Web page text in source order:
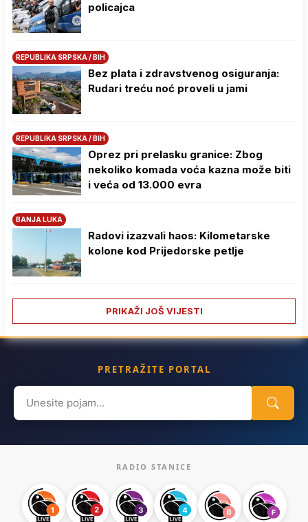
policajca
REPUBLIKA SRPSKA / BIH
Bez plata i zdravstvenog osiguranja:
Rudari treću noć proveli u jami
REPUBLIKA SRPSKA / BIH
Oprez pri prelasku granice: Zbog
nekoliko komada voća kazna može biti
i veća od 13.000 evra
BANJA LUKA
Radovi izazvali haos: Kilometarske
kolone kod Prijedorske petlje
PRIKAŽI JOŠ VIJESTI
PRETRAŽITE PORTAL
Search
for:
RADIO STANICE